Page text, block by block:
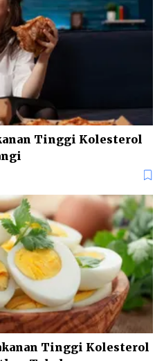
Tinggi Kolesterol
Tinggi Kolesterol